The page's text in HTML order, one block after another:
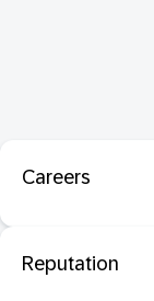
Careers
Reputation